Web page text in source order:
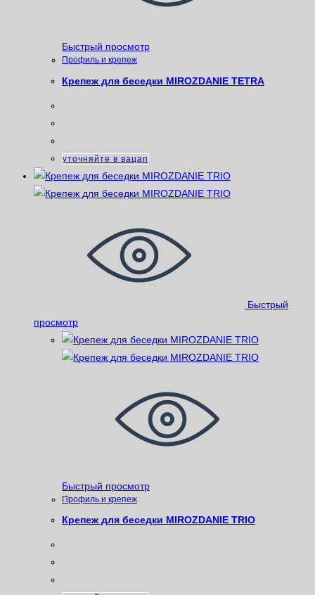
Быстрый просмотр
Профиль и крепеж
Крепеж для беседки MIROZDANIE TETRA
уточняйте в вацап
Быстрый
просмотр
Быстрый просмотр
Профиль и крепеж
Крепеж для беседки MIROZDANIE TRIO